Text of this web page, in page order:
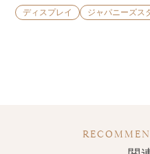
ディスプレイ ジャパニーズス